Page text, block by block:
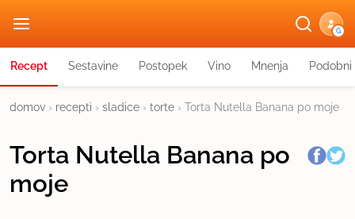
G
Recept Sestavine Postopek Vino Mnenja
domov › recepti › sladice › torte › Torta Nutella Banana po moje
Torta Nutella Banana po
moje